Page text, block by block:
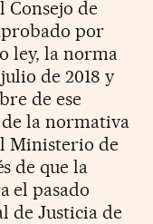
Consejo de
por
ley, la norma
de 2018 y
de ese
la normativa
Ministerio de
de que la
el pasado
de Justicia de